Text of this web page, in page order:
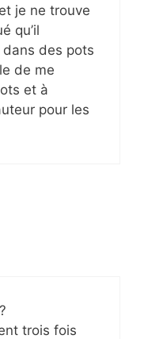
je ne trouve
qu’il
des pots
de me
et à
pour les
trois fois